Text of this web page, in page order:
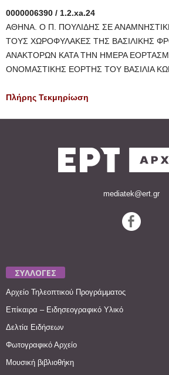
0000006390 / 1.2.xa.24
ΑΘΗΝΑ. Ο Π. ΠΟΥΛΙΔΗΣ ΣΕ
ΤΟΥΣ ΧΩΡΟΦΥΛΑΚΕΣ ΤΗΣ ΒΑΣΙΛΙΚΗΣ
ΑΝΑΚΤΟΡΩΝ ΚΑΤΑ ΤΗΝ ΗΜΕΡΑ
ΟΝΟΜΑΣΤΙΚΗΣ ΕΟΡΤΗΣ ΤΟΥ ΒΑΣΙΛΙΑ
Πλήρης Τεκμηρίωση
mediatek@ert.gr
ΣΥΛΛΟΓΕΣ
Αρχείο Τηλεοπτικού Προγράμματος
Επίκαιρα – Ειδησεογραφικό Υλικό
Δελτία Ειδήσεων
Φωτογραφικό Αρχείο
Μουσική βιβλιοθήκη